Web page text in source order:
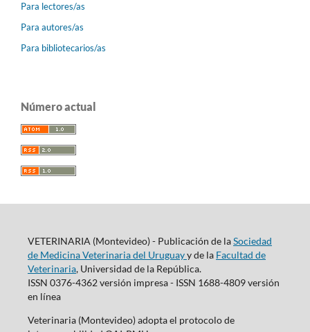
Para lectores/as
Para autores/as
Para bibliotecarios/as
Número actual
VETERINARIA (Montevideo) - Publicación de laSociedad
de Medicina Veterinaria del Uruguayy de la Facultad de
Veterinaria, Universidad de la República.
ISSN 0376-4362 versión impresa - ISSN 1688-4809 versión
en línea
Veterinaria (Montevideo) adopta el protocolo de